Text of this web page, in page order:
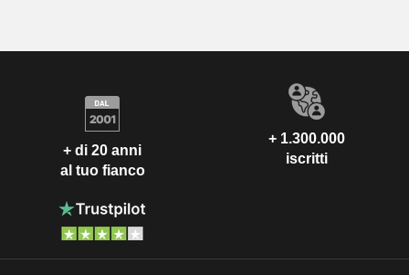
+ di 20 anni
al tuo fianco
+ 1.300.000
iscritti